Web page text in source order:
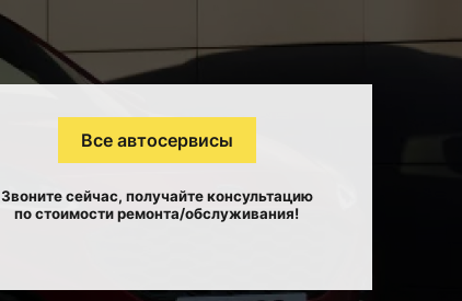
Все автосервисы
Звоните сейчас, получайте консультацию
по стоимости ремонта/обслуживания!